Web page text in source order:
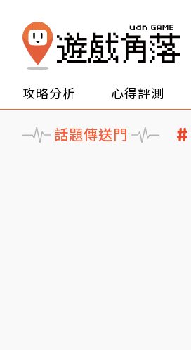
攻略分析 心得評測
話題傳送門